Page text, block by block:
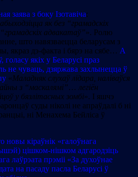
заява з боку Ізотавіча:
як без “грамадскіх
адвакатаў”». Ролю
што навязваецца беларусам з
якраз дэ-факта і бярэ на сябе… А
голасу якіх у Беларусі праз
не чуваць, дзяржава захлынецца ў
«Маладняк слухаў лідара, наліваўся
з “маскалямі”… легіён
у бязлітасных зомбі». І яшчэ
суды ніколі не апраўдалі б ні
ні Менахема Бейліса ў
новы кіраўнік «галоўнага
цішком-нішком адгародзіць
лаўрэата прэміі «За духоўнае
на пасаду пасла Беларусі ў